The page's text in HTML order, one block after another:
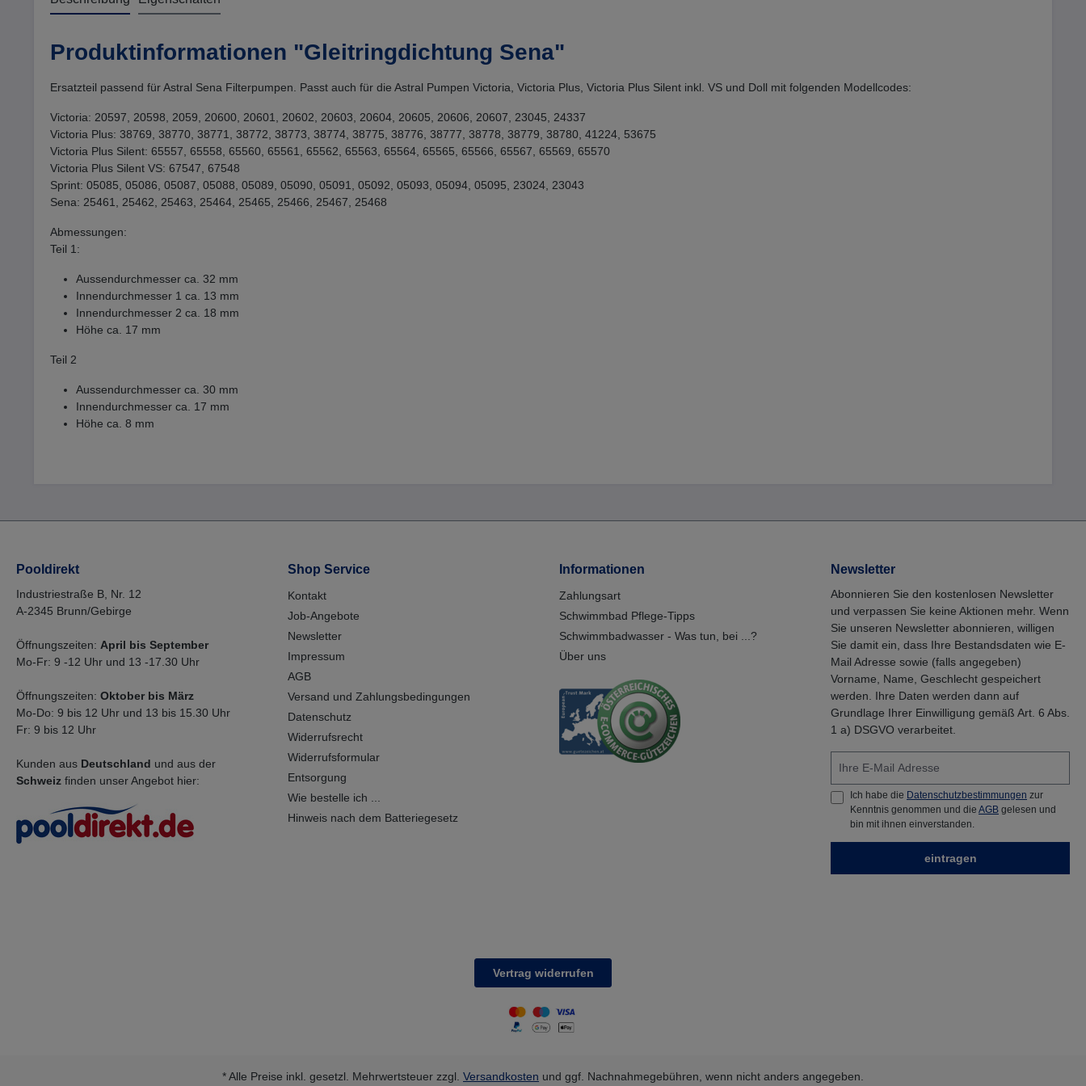
Produktinformationen "Gleitringdichtung Sena"
Ersatzteil passend für Astral Sena Filterpumpen. Passt auch für die Astral Pumpen Victoria, Victoria Plus, Victoria Plus Silent inkl. VS und Doll mit folgenden Modellcodes:
Victoria: 20597, 20598, 2059, 20600, 20601, 20602, 20603, 20604, 20605, 20606, 20607, 23045, 24337
Victoria Plus: 38769, 38770, 38771, 38772, 38773, 38774, 38775, 38776, 38777, 38778, 38779, 38780, 41224, 53675
Victoria Plus Silent: 65557, 65558, 65560, 65561, 65562, 65563, 65564, 65565, 65566, 65567, 65569, 65570
Victoria Plus Silent VS: 67547, 67548
Sprint: 05085, 05086, 05087, 05088, 05089, 05090, 05091, 05092, 05093, 05094, 05095, 23024, 23043
Sena: 25461, 25462, 25463, 25464, 25465, 25466, 25467, 25468
Abmessungen:
Teil 1:
Aussendurchmesser ca. 32 mm
Innendurchmesser 1 ca. 13 mm
Innendurchmesser 2 ca. 18 mm
Höhe ca. 17 mm
Teil 2
Aussendurchmesser ca. 30 mm
Innendurchmesser ca. 17 mm
Höhe ca. 8 mm
Pooldirekt
Industriestraße B, Nr. 12
A-2345 Brunn/Gebirge
Öffnungszeiten: April bis September
Mo-Fr: 9 -12 Uhr und 13 -17.30 Uhr
Öffnungszeiten: Oktober bis März
Mo-Do: 9 bis 12 Uhr und 13 bis 15.30 Uhr
Fr: 9 bis 12 Uhr
Kunden aus Deutschland und aus der
Schweiz finden unser Angebot hier:
Shop Service
Kontakt
Job-Angebote
Newsletter
Impressum
AGB
Versand und Zahlungsbedingungen
Datenschutz
Widerrufsrecht
Widerrufsformular
Entsorgung
Wie bestelle ich ...
Hinweis nach dem Batteriegesetz
Informationen
Zahlungsart
Schwimmbad Pflege-Tipps
Schwimmbadwasser - Was tun, bei ...?
Über uns
Newsletter
Abonnieren Sie den kostenlosen Newsletter
und verpassen Sie keine Aktionen mehr. Wenn
Sie unseren Newsletter abonnieren, willigen
Sie damit ein, dass Ihre Bestandsdaten wie E-
Mail Adresse sowie (falls angegeben)
Vorname, Name, Geschlecht gespeichert
werden. Ihre Daten werden dann auf
Grundlage Ihrer Einwilligung gemäß Art. 6 Abs.
1 a) DSGVO verarbeitet.
Ich habe die Datenschutzbestimmungen zur
Kenntnis genommen und die AGB gelesen und
bin mit ihnen einverstanden.
eintragen
Vertrag widerrufen
* Alle Preise inkl. gesetzl. Mehrwertsteuer zzgl. Versandkosten und ggf. Nachnahmegebühren, wenn nicht anders angegeben.